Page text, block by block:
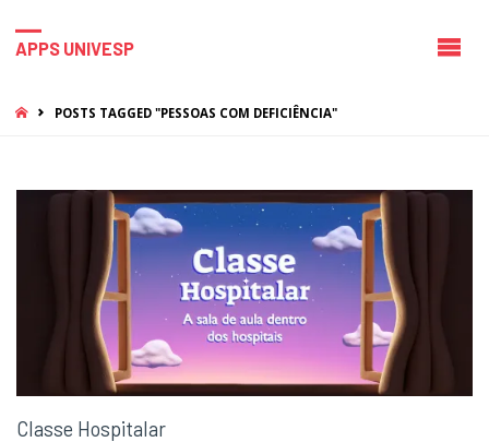
APPS UNIVESP
HOMEPOSTS TAGGED "PESSOAS COM DEFICIÊNCIA"
Classe Hospitalar